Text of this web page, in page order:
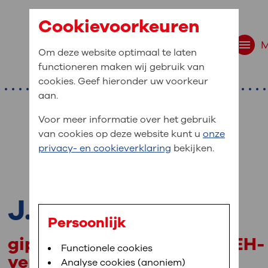
website navigatie
bent u naar op
Bloedafname,MijnOLVG,Digitalisering
medische gegevens
In MijnOLVG kunt u uw medische
het u uitkomt. OLVG breidt MijnOLVG
J.P. Sturm
gipsverbandmeester en SEH-
verpleegkundige
Cookievoorkeuren
Om deze website optimaal te laten
functioneren maken wij gebruik van
cookies. Geef hieronder uw voorkeur
aan.
Voor meer informatie over het gebruik
van cookies op deze website kunt u onze
privacy- en cookieverklaring bekijken.
Persoonlijk
Functionele cookies
Analyse cookies (anoniem)